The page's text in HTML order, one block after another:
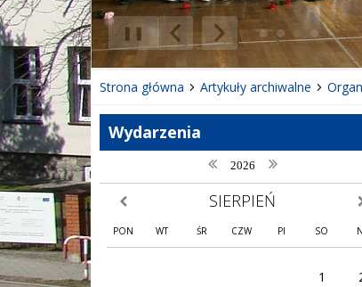
Poprzedni Element
Następny Element
❚❚
Strona główna Artykuły archiwalne
Wydarzenia
poprzedni rok
2026 następny rok
poprzedni miesiąc SIERPIEŃ
PON WT ŚR CZW PI SO
1